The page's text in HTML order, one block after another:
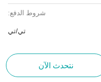
شروط الدفع:
تي/تي
نتحدث الآن